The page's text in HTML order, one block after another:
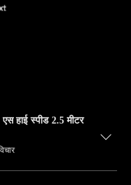
एस हाई स्पीड 2.5 मीटर